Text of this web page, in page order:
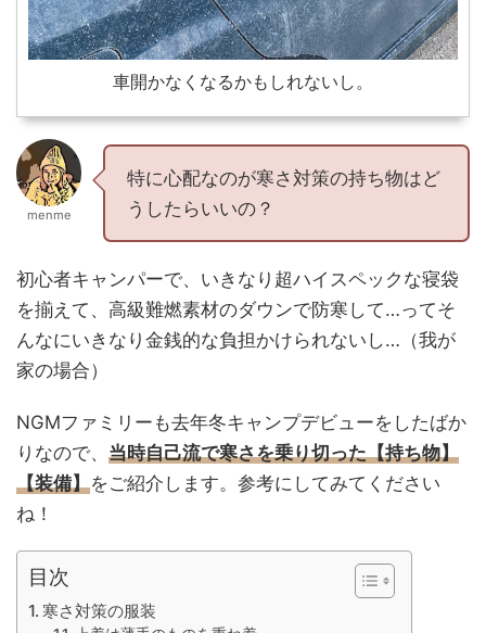
車開かなくなるかもしれないし。
menme
特に心配なのが寒さ対策の持ち物はど
うしたらいいの？
初心者キャンパーで、いきなり超ハイスペックな寝袋
を揃えて、高級難燃素材のダウンで防寒して…ってそ
んなにいきなり金銭的な負担かけられないし…（我が
家の場合）
NGMファミリーも去年冬キャンプデビューをしたばか
りなので、 当時自己流で寒さを乗り切った【持ち物】
【装備】をご紹介します。参考にしてみてください
ね！
目次
寒さ対策の服装